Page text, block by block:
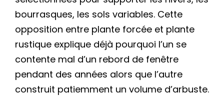
bourrasques, les sols variables. Cette
opposition entre plante forcée et plante
rustique explique déjà pourquoi l’un se
contente mal d’un rebord de fenêtre
pendant des années alors que l’autre
construit patiemment un volume d’arbuste.